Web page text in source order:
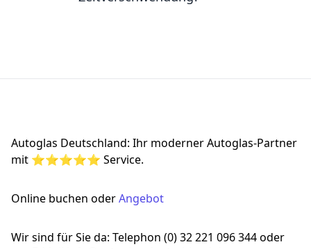
Autoglas Deutschland: Ihr moderner Autoglas-Partner
mit ⭐⭐⭐⭐⭐ Service.
Online buchen oderAngebot
Wir sind für Sie da: Telephon (0) 32 221 096 344 oder